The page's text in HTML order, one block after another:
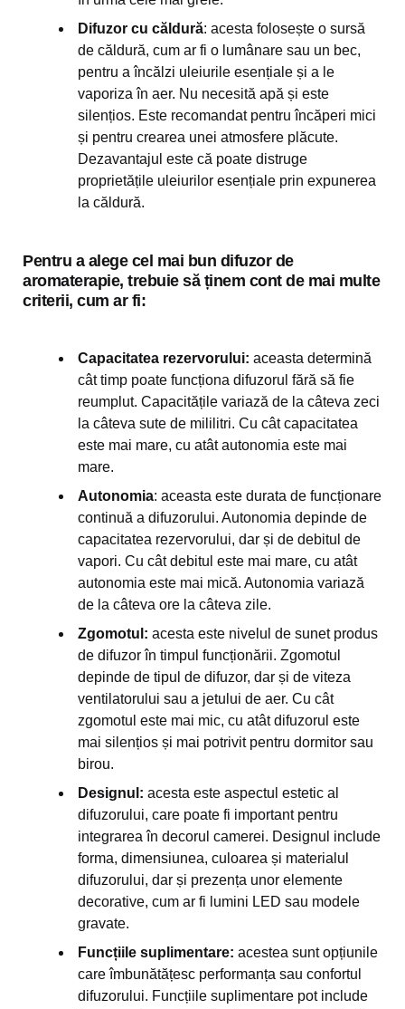
Difuzor cu căldură: acesta folosește o sursă
de căldură, cum ar fi o lumânare sau un bec,
pentru a încălzi uleiurile esențiale și a le
vaporiza în aer. Nu necesită apă și este
silențios. Este recomandat pentru încăperi mici
și pentru crearea unei atmosfere plăcute.
Dezavantajul este că poate distruge
proprietățile uleiurilor esențiale prin expunerea
la căldură.
Pentru a alege cel mai bun difuzor de
aromaterapie, trebuie să ținem cont de mai multe
criterii, cum ar fi:
Capacitatea rezervorului: aceasta determină
cât timp poate funcționa difuzorul fără să fie
reumplut. Capacitățile variază de la câteva zeci
la câteva sute de mililitri. Cu cât capacitatea
este mai mare, cu atât autonomia este mai
mare.
Autonomia: aceasta este durata de funcționare
continuă a difuzorului. Autonomia depinde de
capacitatea rezervorului, dar și de debitul de
vapori. Cu cât debitul este mai mare, cu atât
autonomia este mai mică. Autonomia variază
de la câteva ore la câteva zile.
Zgomotul: acesta este nivelul de sunet produs
de difuzor în timpul funcționării. Zgomotul
depinde de tipul de difuzor, dar și de viteza
ventilatorului sau a jetului de aer. Cu cât
zgomotul este mai mic, cu atât difuzorul este
mai silențios și mai potrivit pentru dormitor sau
birou.
Designul: acesta este aspectul estetic al
difuzorului, care poate fi important pentru
integrarea în decorul camerei. Designul include
forma, dimensiunea, culoarea și materialul
difuzorului, dar și prezența unor elemente
decorative, cum ar fi lumini LED sau modele
gravate.
Funcțiile suplimentare: acestea sunt opțiunile
care îmbunătățesc performanța sau confortul
difuzorului. Funcțiile suplimentare pot include